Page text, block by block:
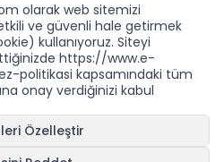
Tic. A.Ş.'nin Tescilli Bir Markasıdır
olarak web sitemizi
ve güvenli hale getirmek
kullanıyoruz. Siteyi
https://www.e-
politikasi kapsamındaki tüm
onay verdiğinizi kabul
Özelleştir